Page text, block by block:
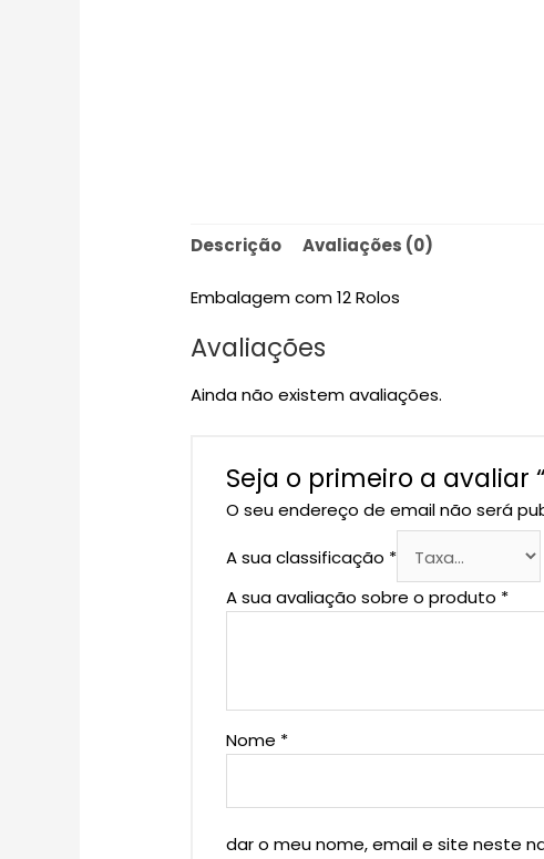
Descrição Avaliações (0)
Embalagem com 12 Rolos
Avaliações
Ainda não existem avaliações.
Seja o primeiro a avaliar
O seu endereço de email não será
A sua classificação *
A sua avaliação sobre o produto *
Nome *
dar o meu nome, email e site neste